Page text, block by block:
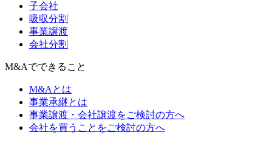
子会社
吸収分割
事業譲渡
会社分割
M&Aでできること
M&Aとは
事業承継とは
事業譲渡・会社譲渡をご検討の方へ
会社を買うことをご検討の方へ